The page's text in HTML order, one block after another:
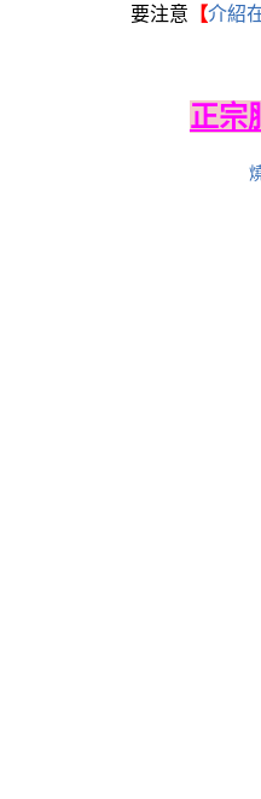
要注意 【介紹
正宗